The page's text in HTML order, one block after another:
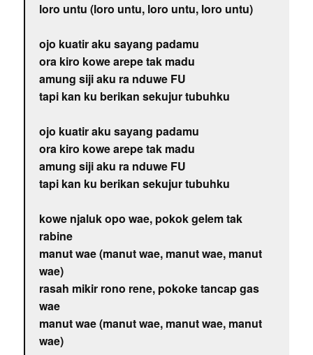
loro untu (loro untu, loro untu, loro untu)
ojo kuatir aku sayang padamu
ora kiro kowe arepe tak madu
amung siji aku ra nduwe FU
tapi kan ku berikan sekujur tubuhku
ojo kuatir aku sayang padamu
ora kiro kowe arepe tak madu
amung siji aku ra nduwe FU
tapi kan ku berikan sekujur tubuhku
kowe njaluk opo wae, pokok gelem tak
rabine
manut wae (manut wae, manut wae, manut
wae)
rasah mikir rono rene, pokoke tancap gas
wae
manut wae (manut wae, manut wae, manut
wae)